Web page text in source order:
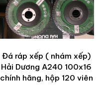
Đá ráp xếp ( nhám xếp)
Hải Dương A240 100x16
chính hãng, hộp 120 viên